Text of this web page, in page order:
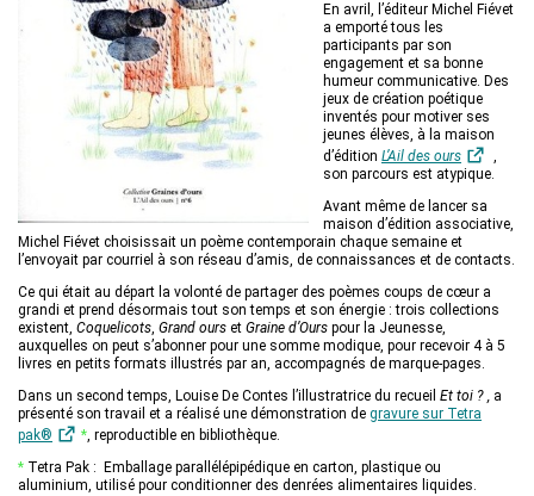
En avril, l’éditeur Michel Fiévet
a emporté tous les
participants par son
engagement et sa bonne
humeur communicative. Des
jeux de création poétique
inventés pour motiver ses
jeunes élèves, à la maison
d’édition L’Ail des ours
,
son parcours est atypique.
Avant même de lancer sa
maison d’édition associative,
Michel Fiévet choisissait un poème contemporain chaque semaine et
l’envoyait par courriel à son réseau d’amis, de connaissances et de contacts.
Ce qui était au départ la volonté de partager des poèmes coups de cœur a
grandi et prend désormais tout son temps et son énergie : trois collections
existent, Coquelicots, Grand ours et Graine d’Ours pour la Jeunesse,
auxquelles on peut s’abonner pour une somme modique, pour recevoir 4 à 5
livres en petits formats illustrés par an, accompagnés de marque-pages.
Dans un second temps, Louise De Contes l’illustratrice du recueil Et toi ? , a
présenté son travail et a réalisé une démonstration de gravure sur Tetra
pak®
*, reproductible en bibliothèque.
* Tetra Pak : Emballage parallélépipédique en carton, plastique ou
aluminium, utilisé pour conditionner des denrées alimentaires liquides.